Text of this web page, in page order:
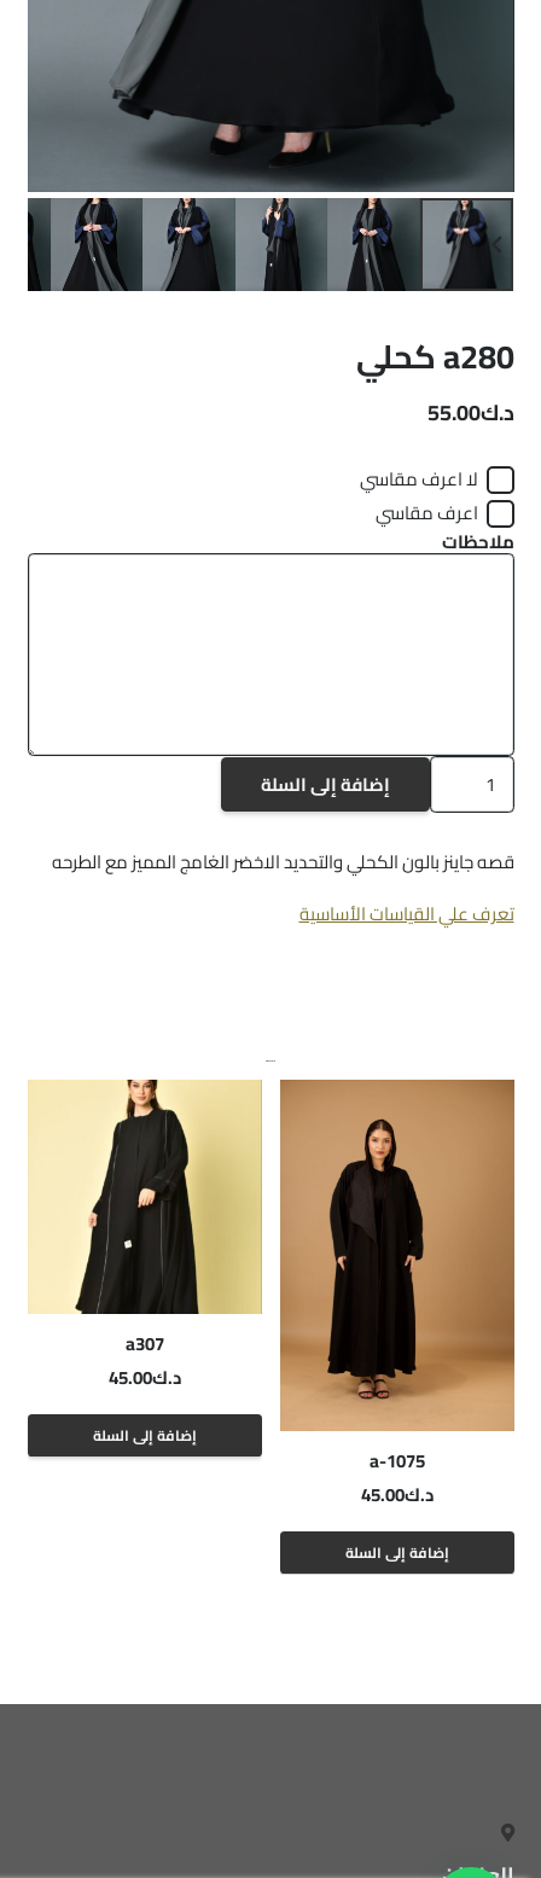
a280 كحلي
د.ك55.00
لا اعرف مقاسي
اعرف مقاسي
ملاحظات
كمية
a280
إضافة إلى السلة
قصه جاينز بالون الكحلي والتحديد الاخضر الغامج المميز مع الطرحه
تعرف علي القياسات الأساسية
منتجات ذات صلة
a-1075
د.ك45.00
إضافة إلى السلة
a307
د.ك45.00
إضافة إلى السلة